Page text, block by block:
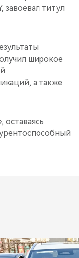
завоевал титул
широкое
а также
оставаясь